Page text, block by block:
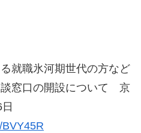
就職氷河期世代の方など
談窓口の開設について 京